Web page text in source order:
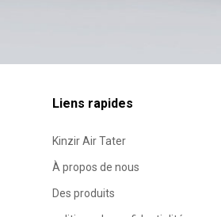
Liens rapides
Kinzir Air Tater
À propos de nous
Des produits